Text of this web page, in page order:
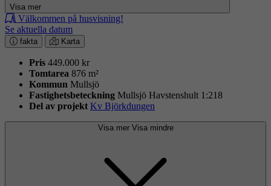
Visa mer
Välkommen på husvisning!
Se aktuella datum
fakta Karta
Pris 449.000 kr
Tomtarea 876 m²
Kommun Mullsjö
Fastighets­beteckning Mullsjö Havstenshult 1:218
Del av projekt Kv Björkdungen
Visa mer Visa mindre